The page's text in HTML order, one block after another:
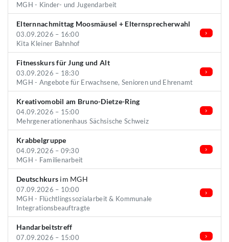
MGH - Kinder- und Jugendarbeit
Elternnachmittag Moosmäusel + Elternsprecherwahl
03.09.2026 – 16:00
Kita Kleiner Bahnhof
Fitnesskurs für Jung und Alt
03.09.2026 – 18:30
MGH - Angebote für Erwachsene, Senioren und Ehrenamt
Kreativomobil am Bruno-Dietze-Ring
04.09.2026 – 15:00
Mehrgenerationenhaus Sächsische Schweiz
Krabbelgruppe
04.09.2026 – 09:30
MGH - Familienarbeit
Deutschkurs im MGH
07.09.2026 – 10:00
MGH - Flüchtlingssozialarbeit & Kommunale
Integrationsbeauftragte
Handarbeitstreff
07.09.2026 – 15:00